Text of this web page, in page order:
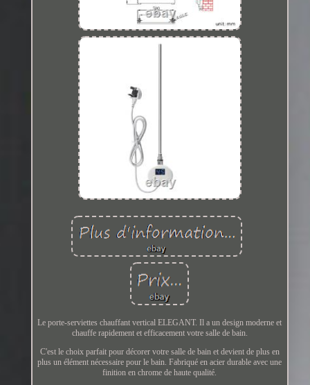
Le porte-serviettes chauffant vertical ELEGANT. Il a un design moderne et
chauffe rapidement et efficacement votre salle de bain.
C'est le choix parfait pour décorer votre salle de bain et devient de plus en
plus un élément nécessaire pour le bain. Fabriqué en acier durable avec une
finition en chrome de haute qualité.